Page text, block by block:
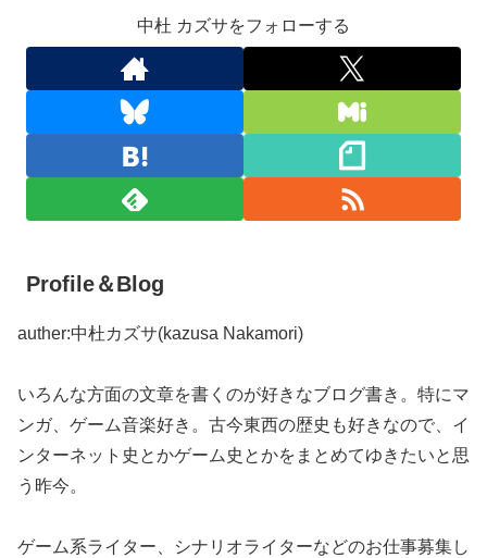
中杜 カズサをフォローする
Profile＆Blog
auther:中杜カズサ(kazusa Nakamori)
いろんな方面の文章を書くのが好きなブログ書き。特にマ
ンガ、ゲーム音楽好き。古今東西の歴史も好きなので、イ
ンターネット史とかゲーム史とかをまとめてゆきたいと思
う昨今。
ゲーム系ライター、シナリオライターなどのお仕事募集し